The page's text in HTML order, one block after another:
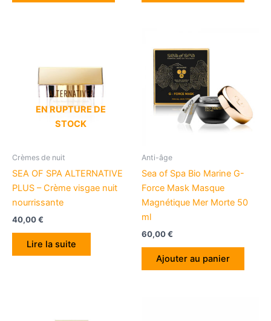
EN RUPTURE DE
STOCK
Crèmes de nuit
SEA OF SPA ALTERNATIVE
PLUS – Crème visgae nuit
nourrissante
40,00€
Lire la suite
Anti-âge
Sea of Spa Bio Marine G-
Force Mask Masque
Magnétique Mer Morte 50
ml
60,00€
Ajouter au panier